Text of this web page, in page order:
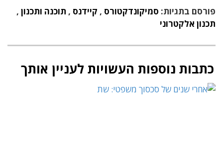
פורסם בתגיות: סמיקונדקטורס , קיידנס , תוכנה ותכנון ,
תכנון אלקטרוני
כתבות נוספות העשויות לעניין אותך